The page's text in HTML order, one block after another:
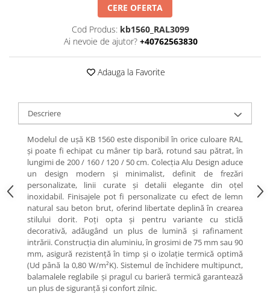
CERE OFERTA
Cod Produs: kb1560_RAL3099
Ai nevoie de ajutor? +40762563830
Adauga la Favorite
Descriere
Modelul de ușă KB 1560 este disponibil în orice culoare RAL
și poate fi echipat cu mâner tip bară, rotund sau pătrat, în
lungimi de 200 / 160 / 120 / 50 cm. Colecția Alu Design aduce
un design modern și minimalist, definit de frezări
personalizate, linii curate și detalii elegante din oțel
inoxidabil. Finisajele pot fi personalizate cu efect de lemn
natural sau beton brut, oferind libertate deplină în crearea
stilului dorit. Poți opta și pentru variante cu sticlă
decorativă, adăugând un plus de lumină și rafinament
intrării. Construcția din aluminiu, în grosimi de 75 mm sau 90
mm, asigură rezistență în timp și o izolație termică optimă
(Ud până la 0,80 W/m²K). Sistemul de închidere multipunct,
balamalele reglabile și pragul cu barieră termică garantează
un plus de siguranță și confort zilnic.